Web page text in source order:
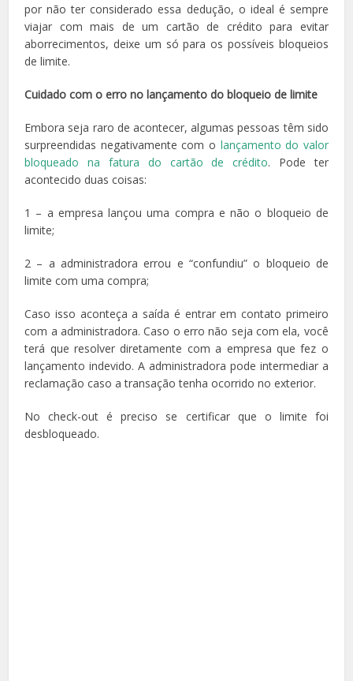
por não ter considerado essa dedução, o ideal é sempre
viajar com mais de um cartão de crédito para evitar
aborrecimentos, deixe um só para os possíveis bloqueios
de limite.
Cuidado com o erro no lançamento do bloqueio de limite
Embora seja raro de acontecer, algumas pessoas têm sido
surpreendidas negativamente com o lançamento do valor
bloqueado na fatura do cartão de crédito. Pode ter
acontecido duas coisas:
1 – a empresa lançou uma compra e não o bloqueio de
limite;
2 – a administradora errou e “confundiu” o bloqueio de
limite com uma compra;
Caso isso aconteça a saída é entrar em contato primeiro
com a administradora. Caso o erro não seja com ela, você
terá que resolver diretamente com a empresa que fez o
lançamento indevido. A administradora pode intermediar a
reclamação caso a transação tenha ocorrido no exterior.
No check-out é preciso se certificar que o limite foi
desbloqueado.